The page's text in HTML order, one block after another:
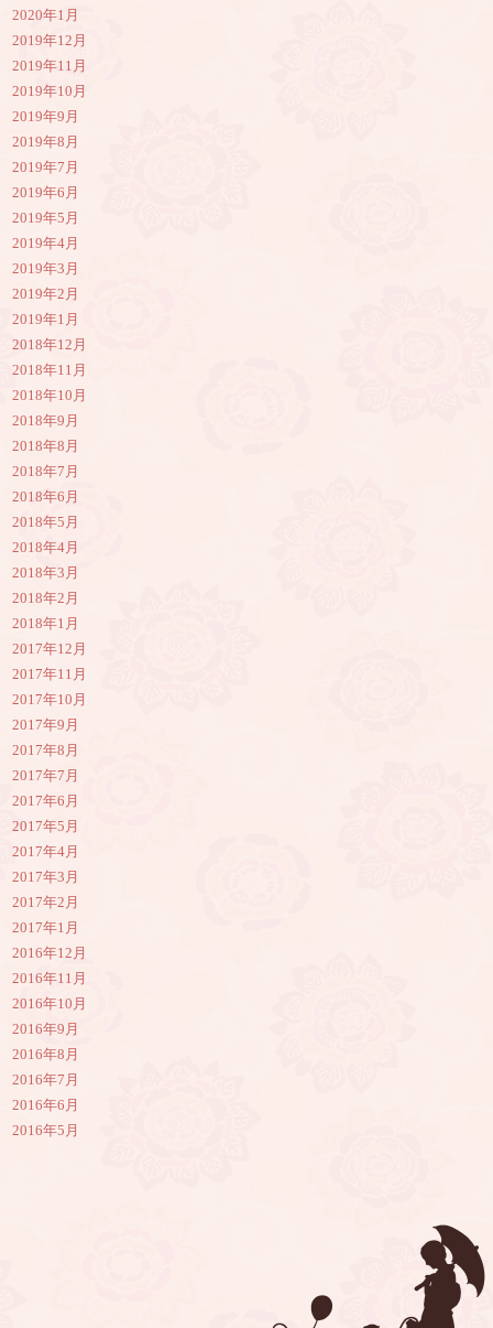
2020年1月
2019年12月
2019年11月
2019年10月
2019年9月
2019年8月
2019年7月
2019年6月
2019年5月
2019年4月
2019年3月
2019年2月
2019年1月
2018年12月
2018年11月
2018年10月
2018年9月
2018年8月
2018年7月
2018年6月
2018年5月
2018年4月
2018年3月
2018年2月
2018年1月
2017年12月
2017年11月
2017年10月
2017年9月
2017年8月
2017年7月
2017年6月
2017年5月
2017年4月
2017年3月
2017年2月
2017年1月
2016年12月
2016年11月
2016年10月
2016年9月
2016年8月
2016年7月
2016年6月
2016年5月